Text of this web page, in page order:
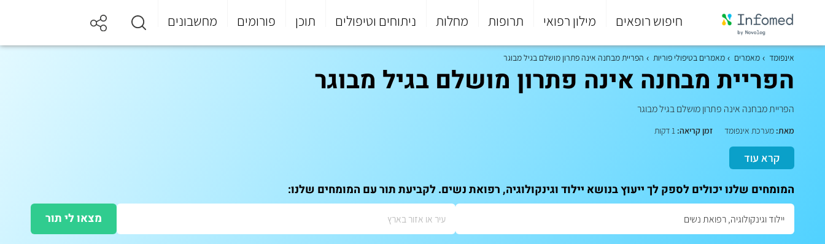
חיפוש רופאים מילון רפואי תרופות מחלות ניתוחים וטיפולים תוכן פורומים מחשבונים
סוף
התפריט
אינפומד מאמרים מאמרים בטיפולי פוריות הפריית מבחנה אינה פתרון מושלם בגיל מבוגר
הפריית מבחנה אינה פתרון מושלם בגיל מבוגר
הפריית מבחנה אינה פתרון מושלם בגיל מבוגר
מאת: מערכת אינפומד זמן קריאה:
קרא עוד
המומחים שלנו יכולים לספק לך ייעוץ בנושא יילוד וגינקולוגיה, רפואת נשים. לקביעת תור עם המומחים שלנו:
מצאו לי תור